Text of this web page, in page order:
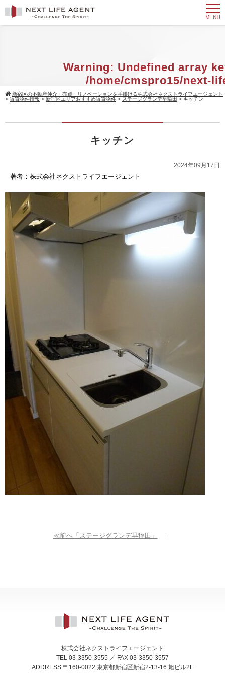
Warning: Undefined array
/home/cmspro15/next-
agent.com/public_html/
on line9
: Attempt to read property
/home/cmspro15/
agent.com/public_html/
on line
新宿区の不動産仲介・売買・リノベーションを手掛ける株式会社ネクストライフエージェント
> 賃貸物件情報 > 新宿区エリアおすすめ賃貸物件 > ステージグランデ早稲田 > キッチン
キッチン
2024年09月17日
著者：株式会社ネクストライフエージェント
≪前へ「ステージグランデ早稲田」 ｜
株式会社ネクストライフエージェント
TEL 03-3350-3555 ／ FAX 03-3350-3557
ADDRESS 〒160-0022 東京都新宿区新宿2-13-16 旭ビル2F